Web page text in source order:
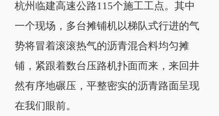
杭州临建高速公路115个施工工点。其中
一个现场，多台摊铺机以梯队式行进的气
势将冒着滚滚热气的沥青混合料均匀摊
铺，紧跟着数台压路机扑面而来，来回井
然有序地碾压，平整密实的沥青路面呈现
在我们眼前。